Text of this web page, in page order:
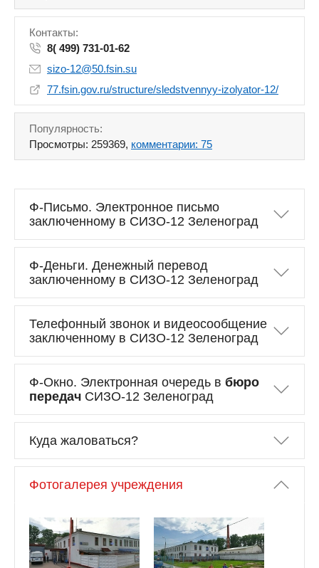
Контакты:
8( 499) 731-01-62
sizo-12@50.fsin.su
77.fsin.gov.ru/structure/sledstvennyy-izolyator-12/
Популярность:
Просмотры: 259369, комментарии: 75
Ф-Письмо. Электронное письмо
заключенному в СИЗО-12 Зеленоград
Ф-Деньги. Денежный перевод
заключенному в СИЗО-12 Зеленоград
Телефонный звонок и видеосообщение
заключенному в СИЗО-12 Зеленоград
Ф-Окно. Электронная очередь в бюро
передач СИЗО-12 Зеленоград
Куда жаловаться?
Фотогалерея учреждения